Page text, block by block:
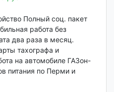
Полный соц. пакет
работа без
два раза в месяц.
тахографа и
на автомобиле ГАЗон-
питания по Перми и